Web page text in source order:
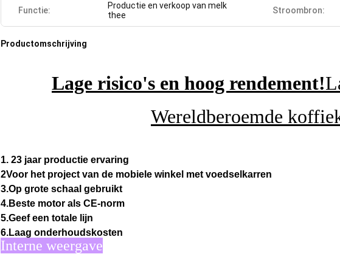
Functie:
Productie en verkoop van melk
thee
Stroombron:
Productomschrijving
Lage risico's en hoog rendement!
Wereldberoemde
1. 23 jaar productie ervaring
2Voor het project van de mobiele winkel met voedselkarren
3.Op grote schaal gebruikt
4.Beste motor als CE-norm
5.Geef een totale lijn
6.Laag onderhoudskosten
Interne weergave